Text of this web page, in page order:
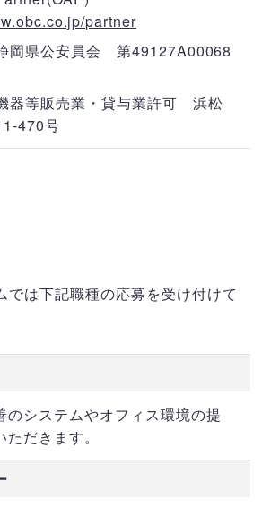
partner
岡県公安員会 第49127A00068
器等販売業・貸与業許可 浜松
470号
では下記職種の応募を受け付けて
のシステムやオフィス環境の提
だきます。